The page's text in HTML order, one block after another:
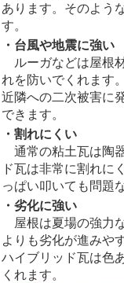
あります。そのよう
す。
・台風や地震に強い
ルーガなどは屋根
れを防いでくれます
近隣への二次被害に
できます。
・割れにくい
通常の粘土瓦は陶
ド瓦は非常に割れに
っぱい叩いても問題
・劣化に強い
屋根は夏場の強力
よりも劣化が進みや
ハイブリッド瓦は色
くれます。